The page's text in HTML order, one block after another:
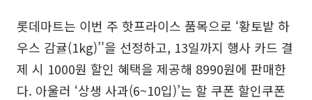
롯데마트는 이번 주 핫프라이스 품목으로 ‘황토밭 하
우스 감귤(1kg)’'을 선정하고, 13일까지 행사 카드 결
제 시 1000원 할인 혜택을 제공해 8990원에 판매한
다. 아울러 ‘상생 사과(6~10입)’는 할 쿠폰 할인쿠폰